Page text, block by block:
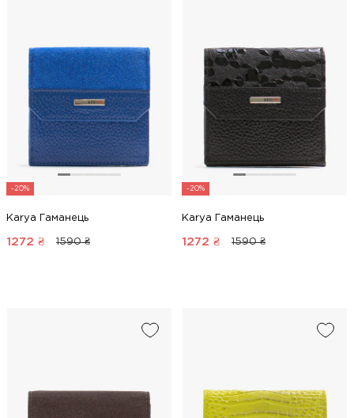
-20%
Karya Гаманець
1272 ₴ 1590 ₴
-20%
Karya Гаманець
1272 ₴ 1590 ₴